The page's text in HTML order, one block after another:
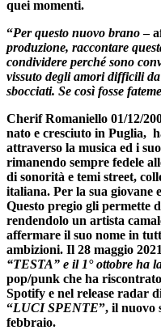
quei momenti.
“Per questo nuovo brano–
produzione, raccontare
condividere perché sono
vissuto degli amori difficili
sbocciati. Se così fosse
Cherif Romaniello 01/12/
nato e cresciuto in Puglia,
attraverso la musica ed i
rimanendo sempre fedele
di sonorità e temi street,
italiana. Per la sua giovane
Questo pregio gli permette
rendendolo un artista
affermare il suo nome in
ambizioni. Il 28 maggio 2021
“TESTA” e il 1° ottobre ha
pop/punk che ha
Spotify e nel release radar
“LUCI SPENTE”, il nuovo
febbraio.